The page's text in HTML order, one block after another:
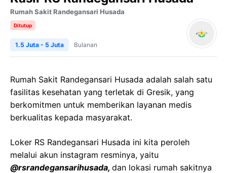
Rumah Sakit Randegansari Husada
Ditutup
1.5 Juta - 5 Juta Bulanan
Rumah Sakit Randegansari Husada adalah salah satu
fasilitas kesehatan yang terletak di Gresik, yang
berkomitmen untuk memberikan layanan medis
berkualitas kepada masyarakat.
Loker RS Randegansari Husada ini kita peroleh
melalui akun instagram resminya, yaitu
@rsrandegansarihusada, dan lokasi rumah sakitnya